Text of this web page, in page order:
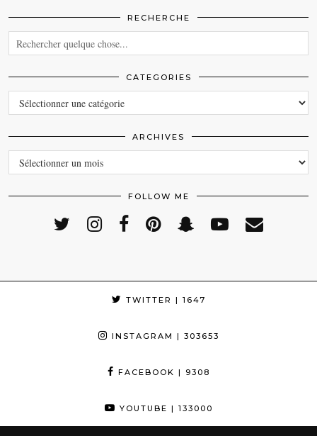
RECHERCHE
CATEGORIES
CATEGORIES
ARCHIVES
ARCHIVES
FOLLOW ME
TWITTER | 1647
INSTAGRAM | 303653
FACEBOOK | 9308
YOUTUBE | 133000